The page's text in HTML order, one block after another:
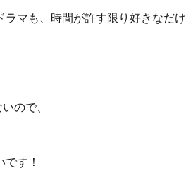
マも、 時間が許す限り好きなだけ
ので、
す！